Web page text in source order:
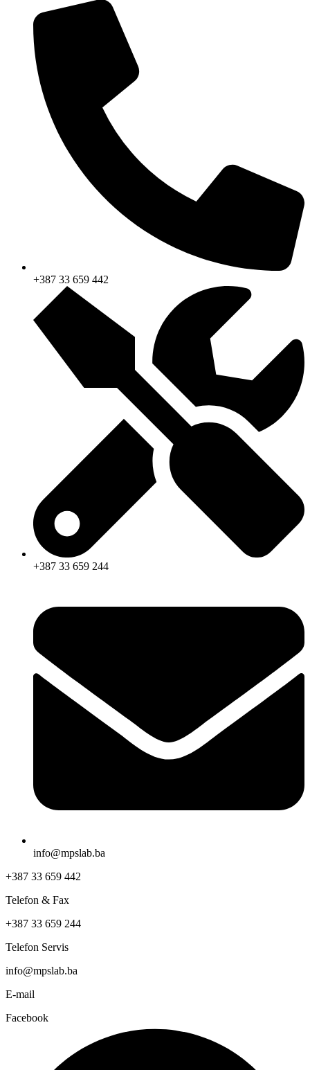
+387 33 659 442
+387 33 659 244
info@mpslab.ba
+387 33 659 442
Telefon & Fax
+387 33 659 244
Telefon Servis
info@mpslab.ba
E-mail
Facebook